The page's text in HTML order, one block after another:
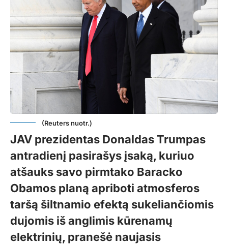
(Reuters nuotr.)
JAV prezidentas Donaldas Trumpas
antradienį pasirašys įsaką, kuriuo
atšauks savo pirmtako Baracko
Obamos planą apriboti atmosferos
taršą šiltnamio efektą sukeliančiomis
dujomis iš anglimis kūrenamų
elektrinių, pranešė naujasis